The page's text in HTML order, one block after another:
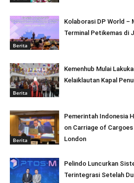
Berita
Kolaborasi DP World –
Terminal Petikemas di
Berita
Kemenhub Mulai
Kelaiklautan Kapal
Berita
Pemerintah Indonesia
on Carriage of
London
Pelindo Luncurkan
Terintegrasi Setelah